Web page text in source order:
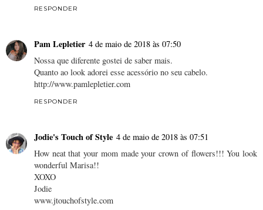
RESPONDER
Pam Lepletier 4 de maio de 2018 às 07:50
Nossa que diferente gostei de saber mais.
Quanto ao look adorei esse acessório no seu cabelo.
http://www.pamlepletier.com
RESPONDER
Jodie's Touch of Style 4 de maio de 2018 às 07:51
How neat that your mom made your crown of flowers!!! You look
wonderful Marisa!!
XOXO
Jodie
www.jtouchofstyle.com